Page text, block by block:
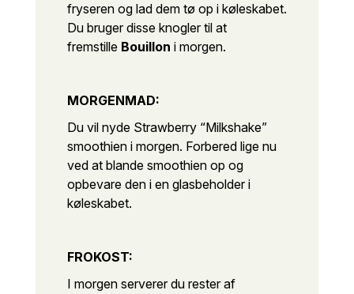
fryseren og lad dem tø op i køleskabet.
Du bruger disse knogler til at
fremstille Bouillon i morgen.
MORGENMAD:
Du vil nyde Strawberry “Milkshake”
smoothien i morgen. Forbered lige nu
ved at blande smoothien op og
opbevare den i en glasbeholder i
køleskabet.
FROKOST:
I morgen serverer du rester af